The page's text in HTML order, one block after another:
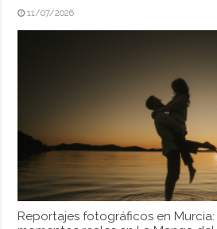
11/07/2026
Reportajes fotográficos en